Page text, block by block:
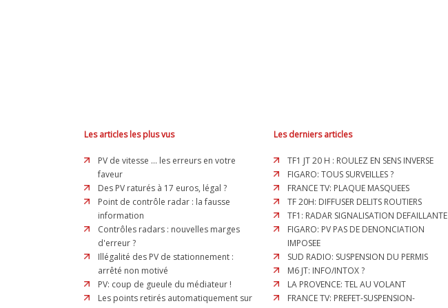
Les articles les plus vus
PV de vitesse ... les erreurs en votre
faveur
Des PV raturés à 17 euros, légal ?
Point de contrôle radar : la fausse
information
Contrôles radars : nouvelles marges
d'erreur ?
Illégalité des PV de stationnement :
arrêté non motivé
PV: coup de gueule du médiateur !
Les points retirés automatiquement sur
Les derniers articles
TF1 JT 20 H : ROULEZ EN SENS INVERSE
FIGARO: TOUS SURVEILLES ?
FRANCE TV: PLAQUE MASQUEES
TF 20H: DIFFUSER DELITS ROUTIERS
TF1: RADAR SIGNALISATION DEFAILLANTE
FIGARO: PV PAS DE DENONCIATION
IMPOSEE
SUD RADIO: SUSPENSION DU PERMIS
M6 JT: INFO/INTOX ?
LA PROVENCE: TEL AU VOLANT
FRANCE TV: PREFET-SUSPENSION-